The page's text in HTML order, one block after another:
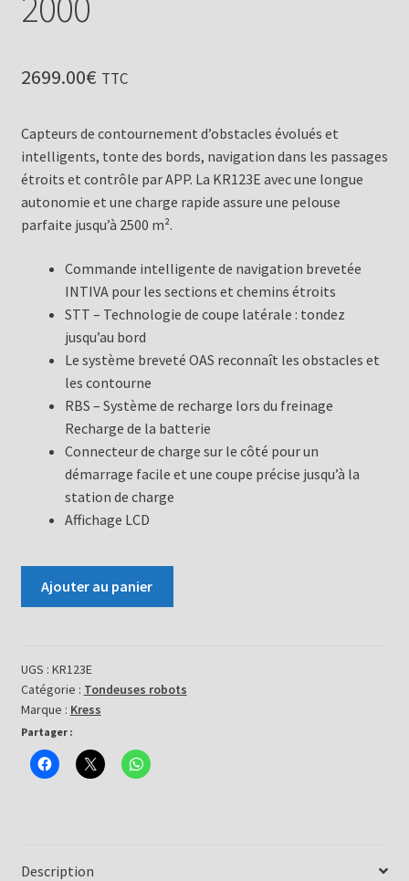
2699.00€ TTC
Capteurs de contournement d’obstacles évolués et
intelligents, tonte des bords, navigation dans les passages
étroits et contrôle par APP. La KR123E avec une longue
autonomie et une charge rapide assure une pelouse
parfaite jusqu’à 2500 m².
Commande intelligente de navigation brevetée
INTIVA pour les sections et chemins étroits
STT – Technologie de coupe latérale : tondez
jusqu’au bord
Le système breveté OAS reconnaît les obstacles et
les contourne
RBS – Système de recharge lors du freinage
Recharge de la batterie
Connecteur de charge sur le côté pour un
démarrage facile et une coupe précise jusqu’à la
station de charge
Affichage LCD
mission
2000
Ajouter au panier
UGS : KR123E
Catégorie : Tondeuses robots
Marque : Kress
Partager :
Description